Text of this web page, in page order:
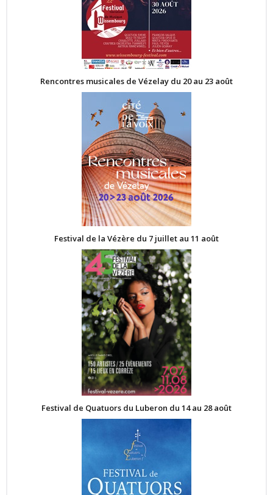
Rencontres musicales de Vézelay du 20 au 23 août
Festival de la Vézère du 7 juillet au 11 août
Festival de Quatuors du Luberon du 14 au 28 août